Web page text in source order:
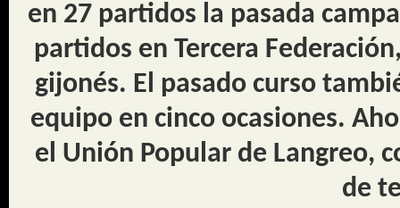
en 27 partidos la pasada
partidos en Tercera
gijonés. El pasado curso
equipo en cinco ocasiones.
el Unión Popular de Langreo,
de